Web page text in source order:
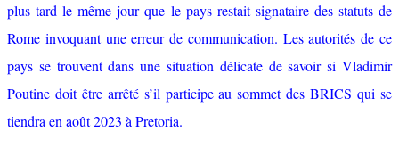
plus tard le même jour que le pays restait signataire des statuts de
Rome invoquant une erreur de communication. Les autorités de ce
pays se trouvent dans une situation délicate de savoir si Vladimir
Poutine doit être arrêté s’il participe au sommet des BRICS qui se
tiendra en août 2023 à Pretoria.